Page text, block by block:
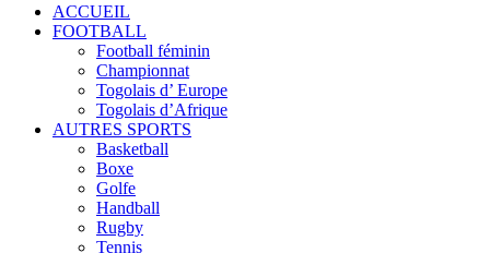
ACCUEIL
FOOTBALL
Football féminin
Championnat
Togolais d’ Europe
Togolais d’Afrique
AUTRES SPORTS
Basketball
Boxe
Golfe
Handball
Rugby
Tennis